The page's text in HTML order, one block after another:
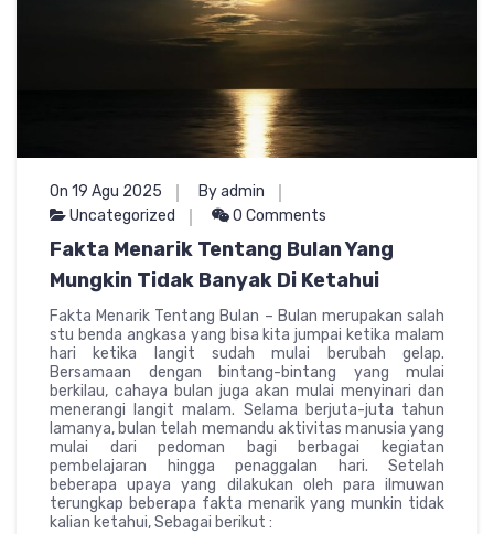
On 19 Agu 2025
By admin
Uncategorized
0 Comments
Fakta Menarik Tentang Bulan Yang
Mungkin Tidak Banyak Di Ketahui
Fakta Menarik Tentang Bulan – Bulan merupakan salah
stu benda angkasa yang bisa kita jumpai ketika malam
hari ketika langit sudah mulai berubah gelap.
Bersamaan dengan bintang-bintang yang mulai
berkilau, cahaya bulan juga akan mulai menyinari dan
menerangi langit malam. Selama berjuta-juta tahun
lamanya, bulan telah memandu aktivitas manusia yang
mulai dari pedoman bagi berbagai kegiatan
pembelajaran hingga penaggalan hari. Setelah
beberapa upaya yang dilakukan oleh para ilmuwan
terungkap beberapa fakta menarik yang munkin tidak
kalian ketahui, Sebagai berikut :